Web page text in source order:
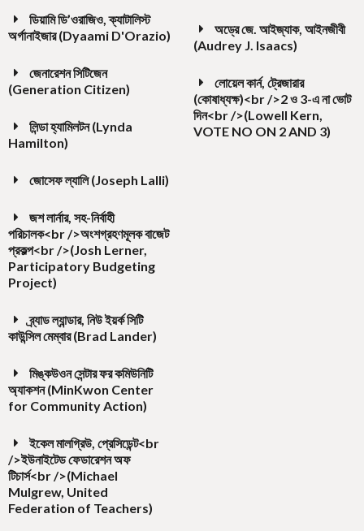
ডিয়ামি ডি’ওরাজিও, ক্যাটালিস্ট
অর্গানাইজার (Dyaami D'Orazio)
জেনারেশন সিটিজেন
(Generation Citizen)
লিন্ডা হ্যামিলটন (Lynda
Hamilton)
জোসেফ ল্যালি (Joseph Lalli)
জশ লার্নার, সহ-নির্বাহী
পরিচালক<br />অংশগ্রহণমূলক বাজেট
প্রকল্প<br />(Josh Lerner,
Participatory Budgeting
Project)
ব্র্যাড ল্যান্ডার, নিউ ইয়র্ক সিটি
কাউন্সিল মেম্বার (Brad Lander)
মিঙ্কউওন সেন্টার ফর কমিউনিটি
অ্যাকশন (MinKwon Center
for Community Action)
ইকেল মালগ্রিউ, প্রেসিডেন্ট<br
/>ইউনাইটেড ফেডারেশন অফ
টিচার্স<br />(Michael
Mulgrew, United
Federation of Teachers)
অড্রে জে. আইজ্যাক, আইনজীবী
(Audrey J. Isaacs)
লোয়েল কার্ন, ট্রেজারার
(কোষাধ্যক্ষ)<br />2 ও 3-এ না ভোট
দিন<br />(Lowell Kern,
VOTE NO ON 2 AND 3)